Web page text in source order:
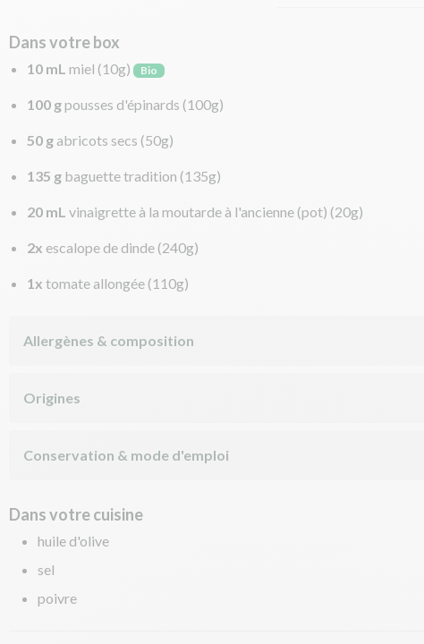
Dans votre box
10 mL miel (10g) Bio
100 gpousses d'épinards (100g)
50 g abricots secs (50g)
135 g baguette tradition (135g)
20 mL vinaigrette à la moutarde à l'ancienne (pot) (20g)
2x escalope de dinde (240g)
1x tomate allongée (110g)
Allergènes & composition
Origines
Conservation & mode d'emploi
Dans votre cuisine
huile d'olive
sel
poivre